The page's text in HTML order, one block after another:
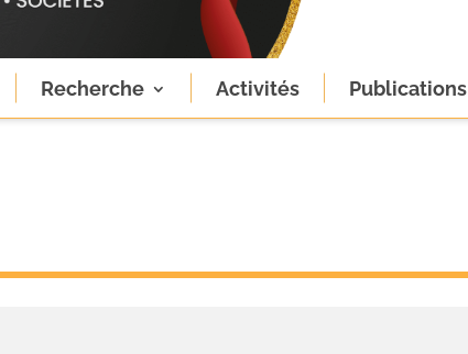
Recherche Activités Publications